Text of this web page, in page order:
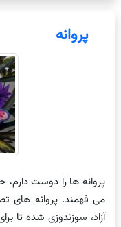
پروانه
پروانه ها را دوست
می فهمند. پروانه های
آزاد، سوزندوزی شده تا